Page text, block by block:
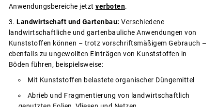
Anwendungsbereiche jetzt verboten.
Landwirtschaft und Gartenbau: Verschiedene
landwirtschaftliche und gartenbauliche Anwendungen von
Kunststoffen können – trotz vorschriftsmäßigem Gebrauch –
ebenfalls zu ungewollten Einträgen von Kunststoffen in
Böden führen, beispielsweise:
Mit Kunststoffen belastete organischer Düngemittel
Abrieb und Fragmentierung von landwirtschaftlich